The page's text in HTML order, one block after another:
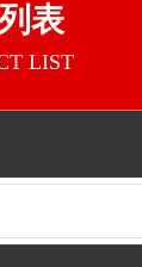
表
LIST